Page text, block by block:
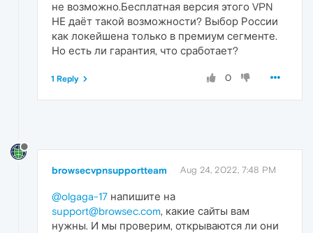
не возможно.Бесплатная версия этого VPN
НЕ даёт такой возможности? Выбор России
как локейшена только в премиум сегменте.
Но есть ли гарантия, что сработает?
0
1 Reply
browsecvpnsupportteam Aug 24, 2022, 7:48 PM
@olgaga-17 напишите на
support@browsec.com, какие сайты вам
нужны. И мы проверим, открываются ли они